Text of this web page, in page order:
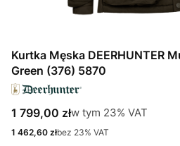
Kurtka Męska DEERHUNTER
Green (376) 5870
Cena brutto
1 799,00 złw tym %s VAT
w tym 23% VAT
Cena netto
1 462,60 złbez 23% VAT